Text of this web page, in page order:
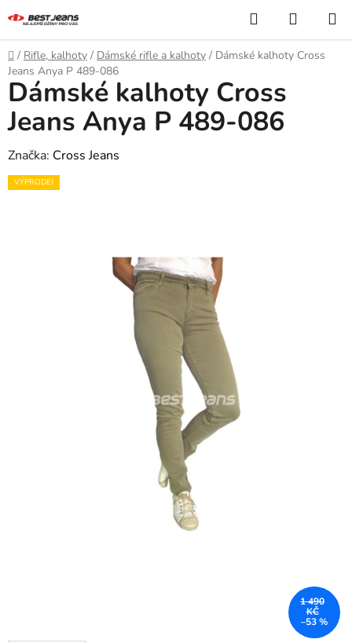
na
obsah
Hledat
KOŠÍK
Domů
/ Rifle, kalhoty / Dámské rifle a kalhoty / Dámské kalhoty Cross
Jeans Anya P 489-086
Dámské kalhoty Cross
Jeans Anya P 489-086
Značka: Cross Jeans
VÝPRODEJ
1 490
KČ
–53 %